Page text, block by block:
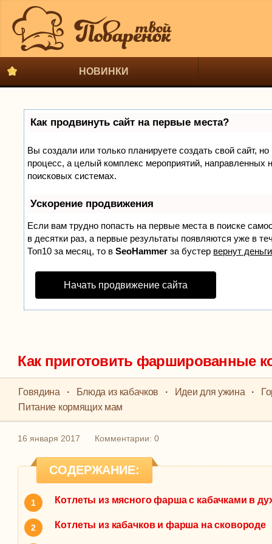
НОВИНКИ
Как продвинуть сайт на первые места?
Вы создали или только планируете создать свой сайт,
процесс, а целый комплекс мероприятий, направленных
поисковых системах.
Ускорение продвижения
Если вам трудно попасть на первые места в поиске
в десятки раз, а первые результаты появляются уже в
Топ10 за месяц, то вSeoHammer за бустер вернут
Начать продвижение сайта
Как приготовить фаршированные
Говядина · Блюда из кабачков · Идеи для ужина ·
Питание кормящих мам
16 января 2017 Комментарии: 0
СОДЕРЖАНИЕ:
Котлеты из мясного фарша с кабачками в
Котлеты из кабачков и фарша на сковороде